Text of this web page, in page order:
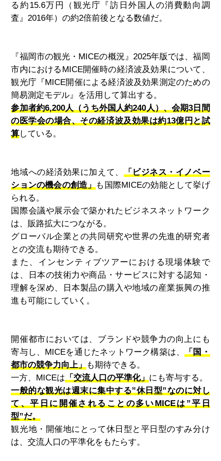
る約 15.6万円（観光庁『訪日外国人の消費動向調
査』2016年）の約2倍前後となる数値だ。
『福岡市の観光・ MICEの概況』 2025年版では、福岡
市内における MICE開催時の経済波及効果について、
観光庁『 MICE開催による経済波及効果測定のための
簡易測定モデル』を活用して算出する。
参加者約6,200人（うち外国人約240人）、会期3日間
の医学会の場合、その経済波及効果は約13億円と試
算している。
地域への経済効果に加えて、 「ビジネス・イノベー
ションの機会の創造」も国際MICEの効能として挙げ
られる。
国際会議や展示会で築かれたビジネスネットワーク
は、販路拡大につながる。
グローバル企業との共同研究や世界の先進的研究者
との交流も期待できる。
また、インセンティブツアーにおける現場体験で
は、日本の技術力や商品・サービスに対する認知・
理解を深め、日本製品の購入や地域の産業振興の推
進も可能にしていく。
開催都市においては、ブランドや競争力の向上にも
寄与し、 MICEを通じたネットワーク構築は、「国・
都市の競争力向上」も期待できる。
一方、 MICEは「交流人口の平準化」にも寄与する。
一般的な観光は週末に集中する”休日型”なのに対し
て、平日に開催されることの多いMICEは”平日
型”だ。
観光地・開催地にとって休日型と平日型のすみ分け
は、交流人口の平準化をもたらす。